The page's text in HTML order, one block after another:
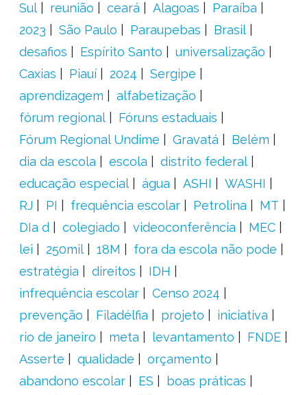
Sul
reunião ceará Alagoas
Paraíba
2023
São Paulo Paraupebas
Brasil
desafios
Espírito Santo
universalização
Caxias
Piauí 2024
Sergipe
aprendizagem
alfabetização
fórum regional
Fóruns estaduais
Fórum Regional Undime
Gravatá
Belém
dia da escola
escola
distrito federal
educação especial
água ASHI
WASHI
RJ
PI frequência escolar Petrolina
MT
DIa d
colegiado videoconferência
MEC
lei
250mil 18M
fora da escola não pode
estratégia
direitos
IDH
infrequência escolar
Censo 2024
prevenção
Filadélfia projeto
iniciativa
rio de janeiro
meta levantamento
FNDE
Asserte
qualidade
orçamento
abandono escolar
ES
boas práticas